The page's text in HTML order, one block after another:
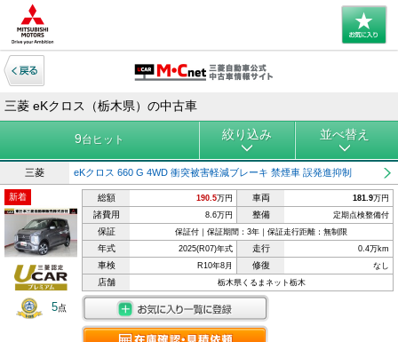
三菱 eKクロス（栃木県）の中古車
9台ヒット 絞り込み 並べ替え
三菱 eKクロス 660 G 4WD 衝突被害軽減ブレーキ 禁煙車 誤発進抑制
新着
5点
総額 190.5万円 車両 181.9万円
諸費用 8.6万円 整備 定期点検整備付
保証 保証付｜保証期間：3年｜保証走行距離：無制限
年式 2025(R07)年式 走行 0.4万km
車検 R10年8月 修復 なし
店舗 栃木県くるまネット栃木